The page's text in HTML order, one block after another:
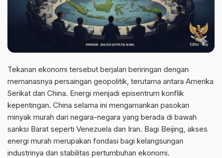
Tekanan ekonomi tersebut berjalan beriringan dengan
memanasnya persaingan geopolitik, terutama antara Amerika
Serikat dan China. Energi menjadi episentrum konflik
kepentingan. China selama ini mengamankan pasokan
minyak murah dari negara-negara yang berada di bawah
sanksi Barat seperti Venezuela dan Iran. Bagi Beijing, akses
energi murah merupakan fondasi bagi kelangsungan
industrinya dan stabilitas pertumbuhan ekonomi.